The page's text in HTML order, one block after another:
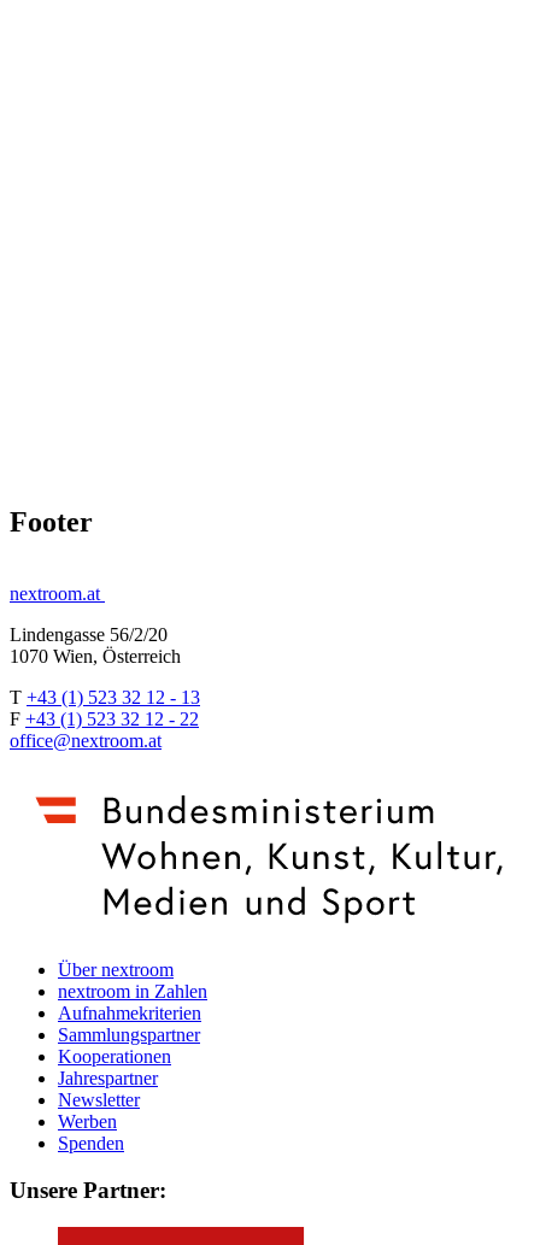
Footer
nextroom.at
Lindengasse 56/2/20
1070 Wien, Österreich
T +43 (1) 523 32 12 - 13
F +43 (1) 523 32 12 - 22
office@nextroom.at
Über nextroom
nextroom in Zahlen
Aufnahmekriterien
Sammlungspartner
Kooperationen
Jahrespartner
Newsletter
Werben
Spenden
Unsere Partner: